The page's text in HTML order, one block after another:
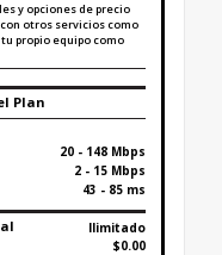
y opciones de precio
otros servicios como
propio equipo como
Plan
20 - 148 Mbps
2 - 15 Mbps
43 - 85 ms
Ilimitado
$0.00